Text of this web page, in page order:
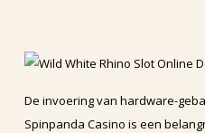
De invoering van hardware-
Spinpanda Casino is een